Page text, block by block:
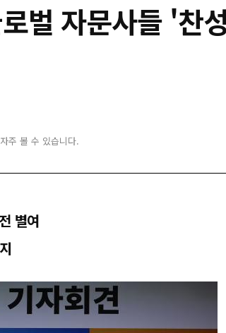
벌 자문사들 '찬
주 볼 수 있습니다.
별여